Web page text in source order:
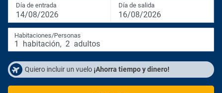
Día de entrada
14/08/2026
Día de salida
16/08/2026
Habitaciones/Personas
1 habitación, 2 adultos
Quiero incluir un vuelo ¡Ahorra tiempo y dinero!